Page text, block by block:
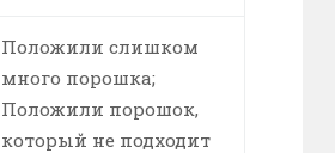
Положили слишком
много порошка;
Положили порошок,
который не подходит